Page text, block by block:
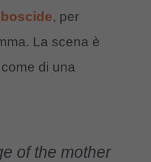
, per
La scena è
di una
of the mother